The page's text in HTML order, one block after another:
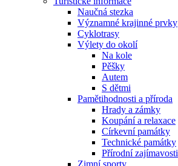
Naučná stezka
Významné krajinné prvky
Cyklotrasy
Výlety do okolí
Na kole
Pěšky
Autem
S dětmi
Pamětihodnosti a příroda
Hrady a zámky
Koupání a relaxace
Církevní památky
Technické památky
Přírodní zajímavosti
Zimní sporty